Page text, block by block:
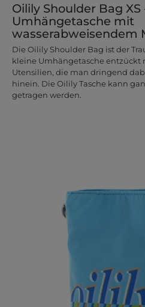
Oilily Shoulder Bag XS
Umhängetasche mit
wasserabweisendem
Die Oilily Shoulder Bag ist der
kleine Umhängetasche entzückt
Utensilien, die man dringend
hinein. Die Oilily Tasche kann
getragen werden.